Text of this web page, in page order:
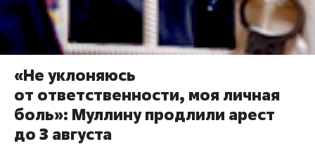
«Не уклоняюсь
от ответственности, моя личная
боль»: Муллину продлили арест
до 3 августа